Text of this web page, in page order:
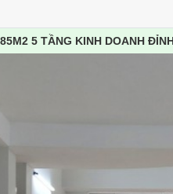
5 TẦNG KINH DOANH